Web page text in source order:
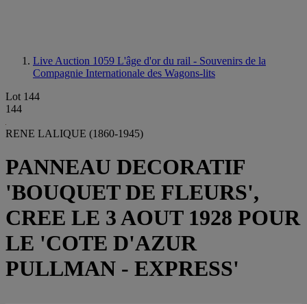
Live Auction 1059 L'âge d'or du rail - Souvenirs de la
Compagnie Internationale des Wagons-lits
Lot 144
144
RENE LALIQUE (1860-1945)
PANNEAU DECORATIF
'BOUQUET DE FLEURS',
CREE LE 3 AOUT 1928 POUR
LE 'COTE D'AZUR
PULLMAN - EXPRESS'